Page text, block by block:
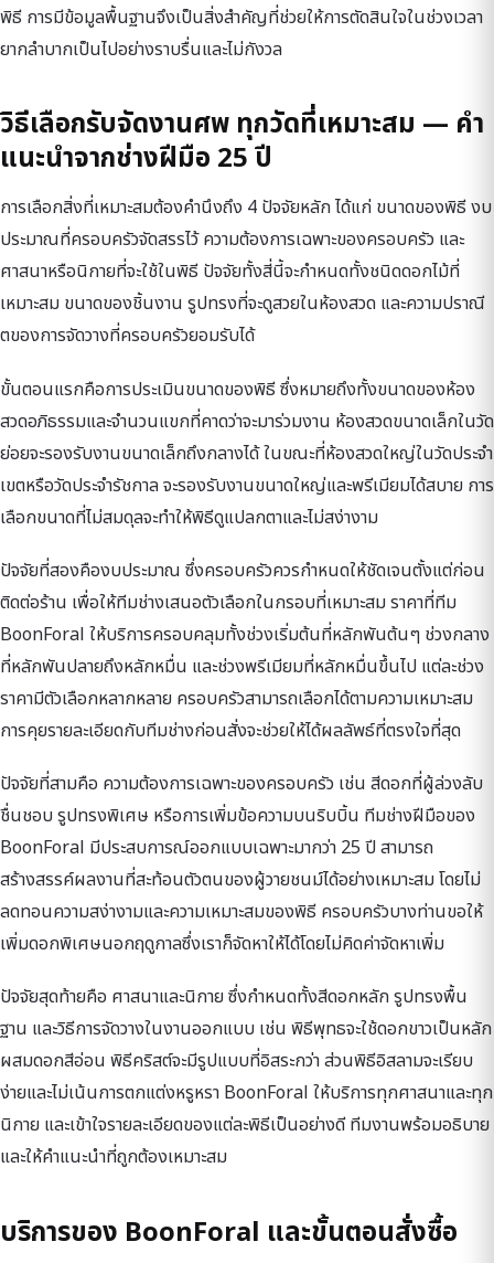
พิธี การมีข้อมูลพื้นฐานจึงเป็นสิ่งสำคัญที่ช่วยให้การตัดสินใจในช่วงเวลา
ยากลำบากเป็นไปอย่างราบรื่นและไม่กังวล
วิธีเลือกรับจัดงานศพ ทุกวัดที่เหมาะสม — คำ
แนะนำจากช่างฝีมือ 25 ปี
การเลือกสิ่งที่เหมาะสมต้องคำนึงถึง 4 ปัจจัยหลัก ได้แก่ ขนาดของพิธี งบ
ประมาณที่ครอบครัวจัดสรรไว้ ความต้องการเฉพาะของครอบครัว และ
ศาสนาหรือนิกายที่จะใช้ในพิธี ปัจจัยทั้งสี่นี้จะกำหนดทั้งชนิดดอกไม้ที่
เหมาะสม ขนาดของชิ้นงาน รูปทรงที่จะดูสวยในห้องสวด และความปราณี
ตของการจัดวางที่ครอบครัวยอมรับได้
ขั้นตอนแรกคือการประเมินขนาดของพิธี ซึ่งหมายถึงทั้งขนาดของห้อง
สวดอภิธรรมและจำนวนแขกที่คาดว่าจะมาร่วมงาน ห้องสวดขนาดเล็กในวัด
ย่อยจะรองรับงานขนาดเล็กถึงกลางได้ ในขณะที่ห้องสวดใหญ่ในวัดประจำ
เขตหรือวัดประจำรัชกาล จะรองรับงานขนาดใหญ่และพรีเมียมได้สบาย การ
เลือกขนาดที่ไม่สมดุลจะทำให้พิธีดูแปลกตาและไม่สง่างาม
ปัจจัยที่สองคืองบประมาณ ซึ่งครอบครัวควรกำหนดให้ชัดเจนตั้งแต่ก่อน
ติดต่อร้าน เพื่อให้ทีมช่างเสนอตัวเลือกในกรอบที่เหมาะสม ราคาที่ทีม
BoonForal ให้บริการครอบคลุมทั้งช่วงเริ่มต้นที่หลักพันต้นๆ ช่วงกลาง
ที่หลักพันปลายถึงหลักหมื่น และช่วงพรีเมียมที่หลักหมื่นขึ้นไป แต่ละช่วง
ราคามีตัวเลือกหลากหลาย ครอบครัวสามารถเลือกได้ตามความเหมาะสม
การคุยรายละเอียดกับทีมช่างก่อนสั่งจะช่วยให้ได้ผลลัพธ์ที่ตรงใจที่สุด
ปัจจัยที่สามคือ ความต้องการเฉพาะของครอบครัว เช่น สีดอกที่ผู้ล่วงลับ
ชื่นชอบ รูปทรงพิเศษ หรือการเพิ่มข้อความบนริบบิ้น ทีมช่างฝีมือของ
BoonForal มีประสบการณ์ออกแบบเฉพาะมากว่า 25 ปี สามารถ
สร้างสรรค์ผลงานที่สะท้อนตัวตนของผู้วายชนม์ได้อย่างเหมาะสม โดยไม่
ลดทอนความสง่างามและความเหมาะสมของพิธี ครอบครัวบางท่านขอให้
เพิ่มดอกพิเศษนอกฤดูกาลซึ่งเราก็จัดหาให้ได้โดยไม่คิดค่าจัดหาเพิ่ม
ปัจจัยสุดท้ายคือ ศาสนาและนิกาย ซึ่งกำหนดทั้งสีดอกหลัก รูปทรงพื้น
ฐาน และวิธีการจัดวางในงานออกแบบ เช่น พิธีพุทธจะใช้ดอกขาวเป็นหลัก
ผสมดอกสีอ่อน พิธีคริสต์จะมีรูปแบบที่อิสระกว่า ส่วนพิธีอิสลามจะเรียบ
ง่ายและไม่เน้นการตกแต่งหรูหรา BoonForal ให้บริการทุกศาสนาและทุก
นิกาย และเข้าใจรายละเอียดของแต่ละพิธีเป็นอย่างดี ทีมงานพร้อมอธิบาย
และให้คำแนะนำที่ถูกต้องเหมาะสม
บริการของ BoonForal และขั้นตอนสั่งซื้อ